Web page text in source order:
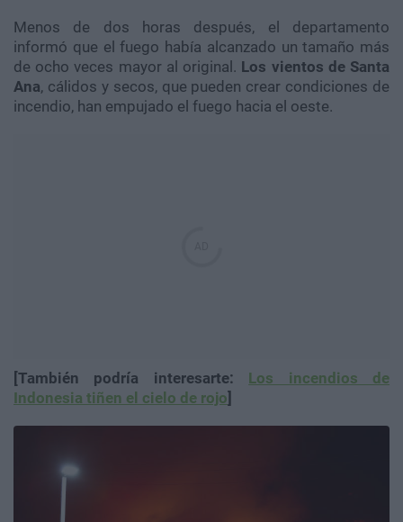
Menos de dos horas después, el departamento
informó que el fuego había alcanzado un tamaño más
de ocho veces mayor al original. Los vientos de Santa
Ana, cálidos y secos, que pueden crear condiciones de
incendio, han empujado el fuego hacia el oeste.
[También podría interesarte: Los incendios de
Indonesia tiñen el cielo de rojo]